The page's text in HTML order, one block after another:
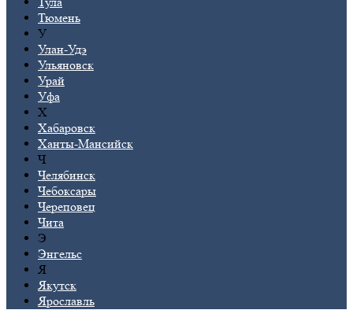
Тюмень
У
Улан-Удэ
Ульяновск
Урай
Уфа
Х
Хабаровск
Ханты-Мансийск
Ч
Челябинск
Чебоксары
Череповец
Чита
Э
Энгельс
Я
Якутск
Ярославль